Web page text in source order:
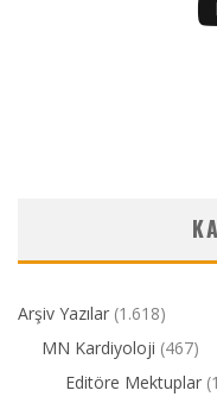
Arşiv Yazılar (1.618)
MN Kardiyoloji (467)
Editöre Mektuplar